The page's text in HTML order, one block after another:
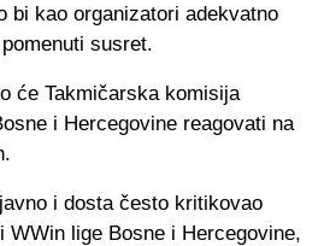
bi kao organizatori adekvatno
susret.
će Takmičarska komisija
i Hercegovine reagovati na
i dosta često kritikovao
WWin lige Bosne i Hercegovine,